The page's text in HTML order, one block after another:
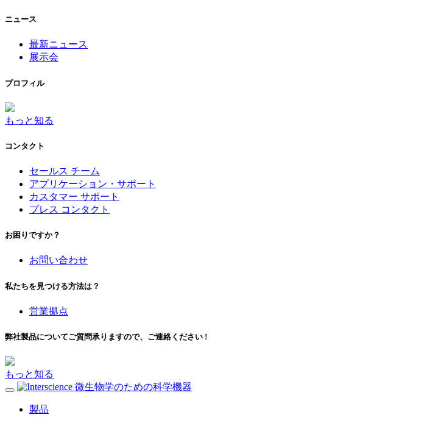
ニュース
最新ニュース
展示会
プロフィル
もっと知る
コンタクト
セールス チーム
アプリケーション・サポート
カスタマー サポート
プレス コンタクト
お困りですか？
お問い合わせ
私たちを見つける方法は？
営業拠点
弊社製品についてご質問承りますので、ご連絡ください !
もっと知る
微生物学のための科学機器
製品